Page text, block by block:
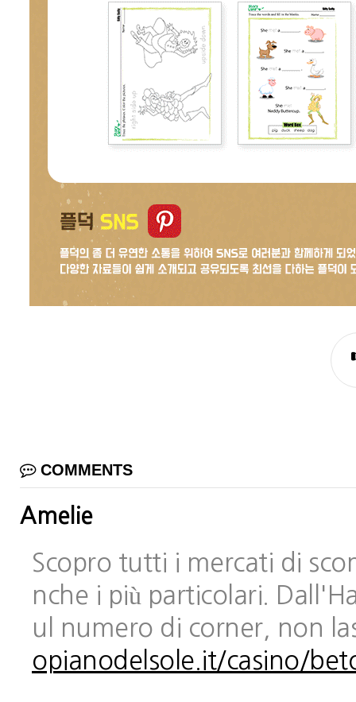
COMMENTS
Amelie
Scopro tutti i mercati di
nche i più particolari.
ul numero di corner, non
opianodelsole.it/casino/